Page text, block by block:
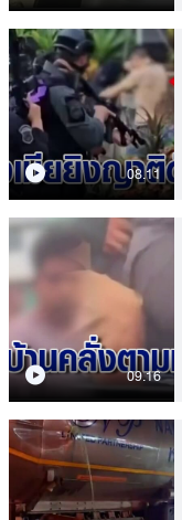
08.11
09.16